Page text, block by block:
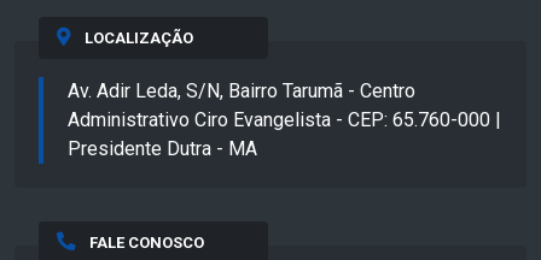
LOCALIZAÇÃO
Av. Adir Leda, S/N, Bairro Tarumã - Centro
Administrativo Ciro Evangelista - CEP: 65.760-000 |
Presidente Dutra - MA
FALE CONOSCO